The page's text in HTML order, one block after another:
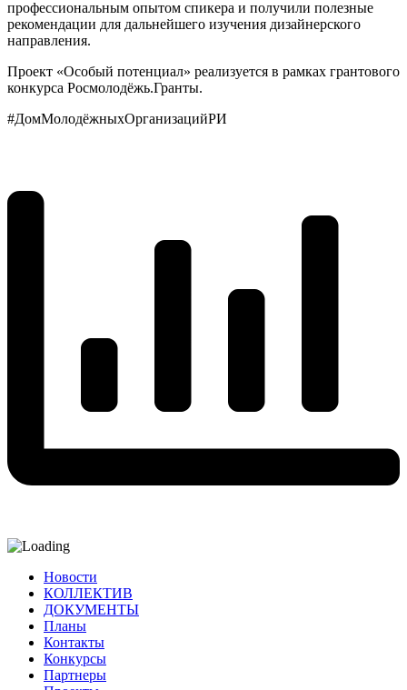
профессиональным опытом спикера и получили полезные
рекомендации для дальнейшего изучения дизайнерского
направления.
Проект «Особый потенциал» реализуется в рамках грантового
конкурса Росмолодёжь.Гранты.
#ДомМолодёжныхОрганизацийРИ
Новости
КОЛЛЕКТИВ
ДОКУМЕНТЫ
Планы
Контакты
Конкурсы
Партнеры